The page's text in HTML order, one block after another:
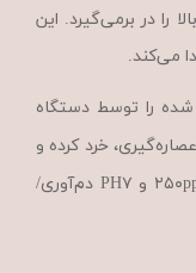
بالا را در برمی‌گیرد. این
شده را توسط دستگاه
خرد کرده و
سپس با آب آشامیدنی با بازده ۸۰ نهایت ۲۵۰ppm و PH۷ دم‌آوری/